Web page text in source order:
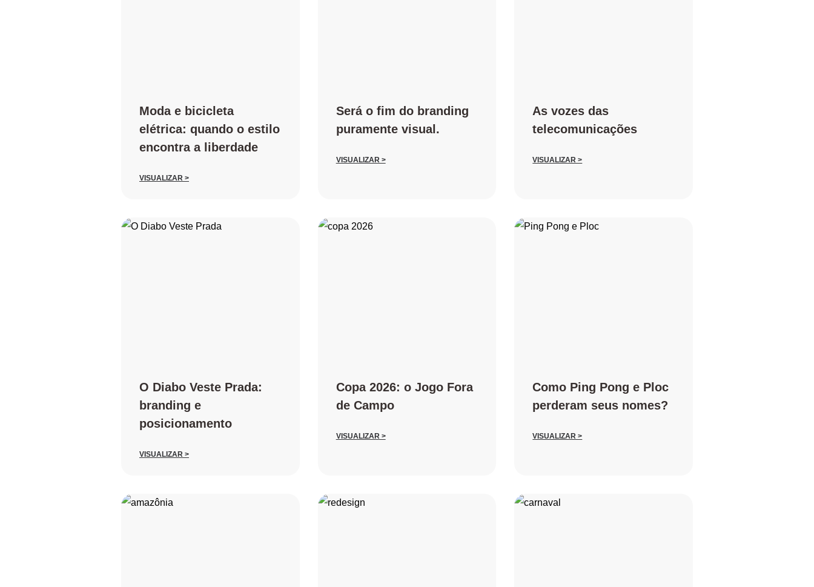
Moda e bicicleta
elétrica: quando o estilo
encontra a liberdade
VISUALIZAR >
Será o fim do branding
puramente visual.
VISUALIZAR >
As vozes das
telecomunicações
VISUALIZAR >
O Diabo Veste Prada:
branding e
posicionamento
VISUALIZAR >
Copa 2026: o Jogo Fora
de Campo
VISUALIZAR >
Como Ping Pong e Ploc
perderam seus nomes?
VISUALIZAR >